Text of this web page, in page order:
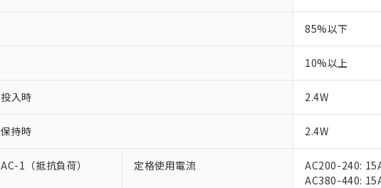
85%以下
10%以上
投入時 2.4W
保持時 2.4W
AC-1（抵抗負荷） 定格使用電流
AC200-240:
AC380-440: